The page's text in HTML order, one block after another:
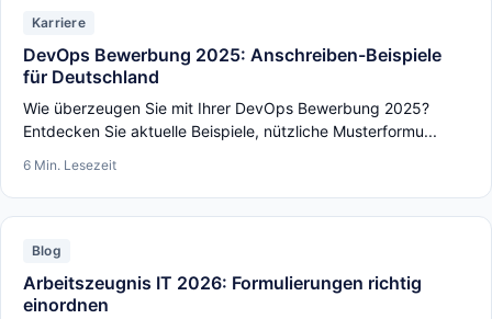
Karriere
DevOps Bewerbung 2025: Anschreiben-Beispiele
für Deutschland
Wie überzeugen Sie mit Ihrer DevOps Bewerbung 2025?
Entdecken Sie aktuelle Beispiele, nützliche Musterformu...
6 Min. Lesezeit
Blog
Arbeitszeugnis IT 2026: Formulierungen richtig
einordnen